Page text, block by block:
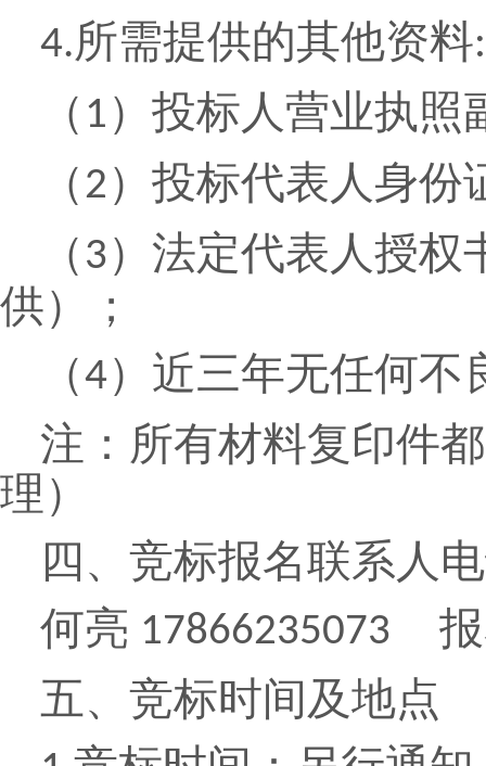
4.所需提供的其他资料:
（ 1 ）投标人营业执照
（2 ）投标代表人身份
（ 3）法定代表人授权
供）；
（4）近三年无任何不
注：所有材料复印件
理）
四、竞标报名联系人
何亮 17866235073
五、竞标时间及地点